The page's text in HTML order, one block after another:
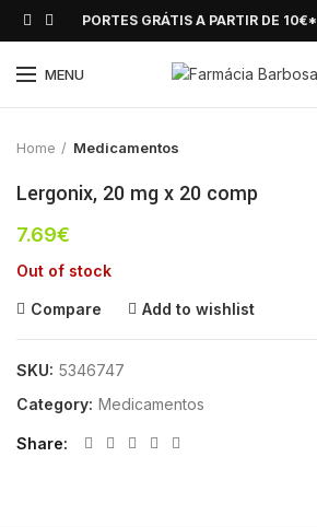
PORTES GRÁTIS A PARTIR DE 10€*
MENUClick to enlarge
Home Medicamentos
Lergonix, 20 mg x 20 comp
7.69€
Out of stock
Compare Add to wishlist
SKU: 5346747
Category: Medicamentos
Share